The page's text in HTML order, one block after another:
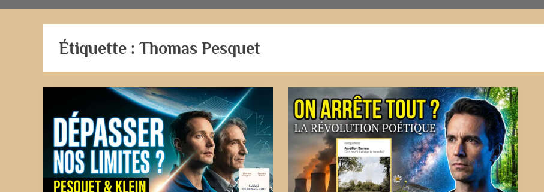
Étiquette : Thomas Pesquet